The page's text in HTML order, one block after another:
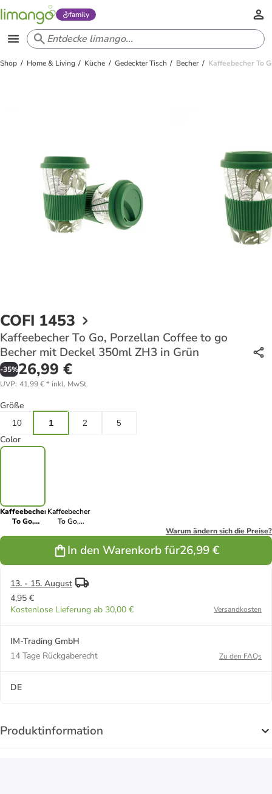
family
Shop Home & Living Küche Gedeckter Tisch Becher Kaffeebecher To
COFI 1453
Kaffeebecher To Go, Porzellan Coffee to go
Becher mit Deckel 350ml ZH3 in Grün
-35%26,99 €
UVP: 41,99 €* inkl. MwSt.
Größe
10 1 2 5
Color
Kaffeebecher
To Go,
Coffee to go
Grün
Kaffeebecher
To Go,
Becher mit
Deckel 350ml
Warum ändern sich die Preise?
In den Warenkorb für26,99 €
13. - 15. August
4,95 €
Kostenlose Lieferung ab 30,00 €
Versandkosten
IM-Trading GmbH
14 Tage Rückgaberecht
Zu den FAQs
DE
Produktinformation